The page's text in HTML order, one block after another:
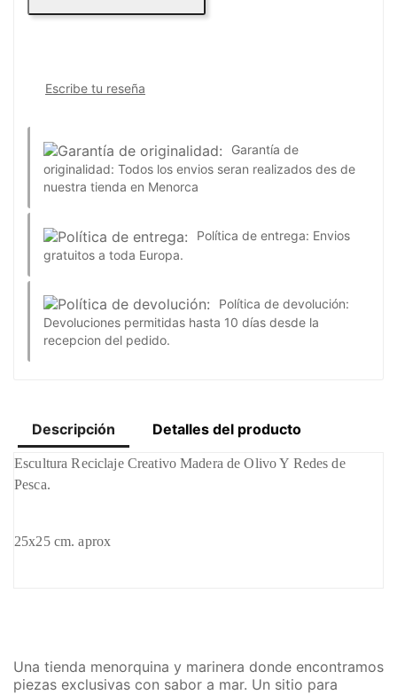
Escribe tu reseña
Garantía de
originalidad: Todos los envios seran realizados des de
nuestra tienda en Menorca
Política de entrega: Envios
gratuitos a toda Europa.
Política de devolución:
Devoluciones permitidas hasta 10 días desde la
recepcion del pedido.
Descripción Detalles del producto
Escultura Reciclaje Creativo Madera de Olivo Y Redes de
Pesca.
25x25 cm. aprox
Una tienda menorquina y marinera donde encontramos
piezas exclusivas con sabor a mar. Un sitio para